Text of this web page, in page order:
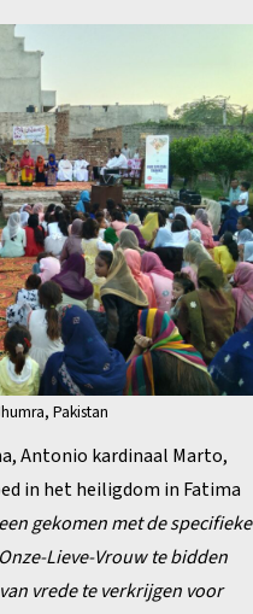
Pakistan
Antonio kardinaal Marto,
in het heiligdom in Fatima
gekomen met de specifieke
Lieve-Vrouw te bidden
vrede te verkrijgen voor